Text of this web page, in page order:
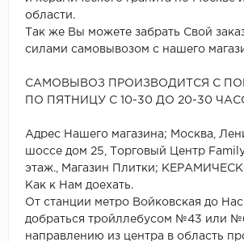
области.
Так же Вы можете забрать Свой
силами самовывозом с нашего
САМОВЫВОЗ ПРОИЗВОДИТСЯ С
ПО ПЯТНИЦУ С 10-30 ДО 20-30
Адрес Нашего магазина; Москва,
шоссе дом 25, Торговый Центр
этаж., Магазин Плитки;
Как к Нам доехать.
От станции метро Войковская до
добраться тройллебусом №43 или
направлению из центра в область